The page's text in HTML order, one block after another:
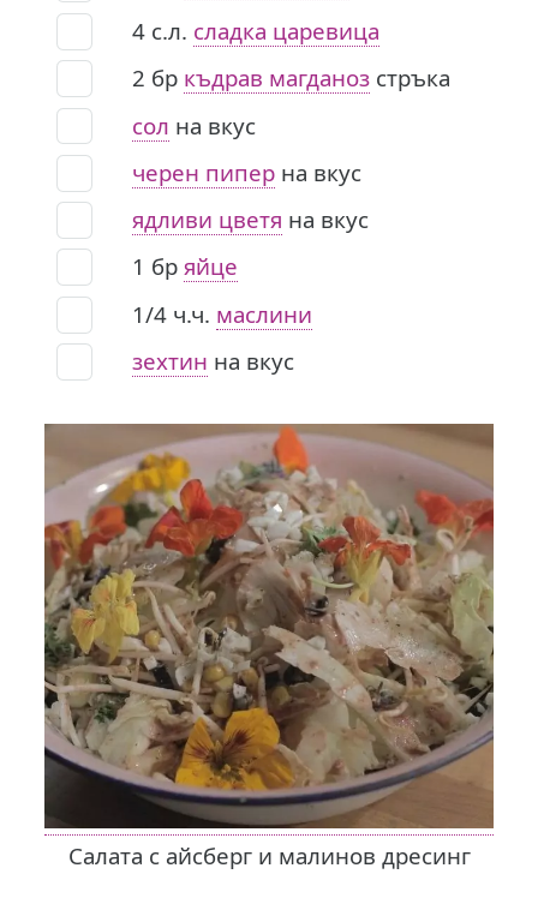
4 с.л. сладка царевица
2 бр къдрав магданоз стръка
сол на вкус
черен пипер на вкус
ядливи цветя на вкус
1 бр яйце
1/4 ч.ч. маслини
зехтин на вкус
Салата с айсберг и малинов дресинг